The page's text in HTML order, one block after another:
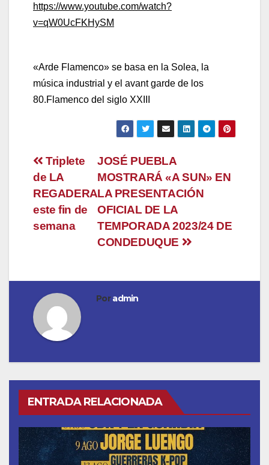
https://www.youtube.com/watch?
v=qW0UcFKHySM
«Arde Flamenco» se basa en la Solea, la
música industrial y el avant garde de los
80.Flamenco del siglo XXIII
Navegación
de
entradas
JOSÉ PUEBLA
MOSTRARÁ «A SUN» EN
LA PRESENTACIÓN
OFICIAL DE LA
TEMPORADA 2023/24 DE
CONDEDUQUE
Triplete
de LA
REGADERA
este fin de
semana
Poradmin
ENTRADA RELACIONADA